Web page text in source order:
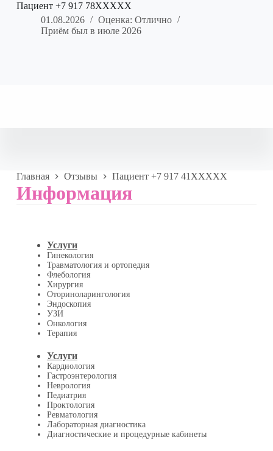
Пациент +7 917 78XXXXX
01.08.2026
Оценка: Отлично
Приём был в июле 2026
Главная Отзывы Пациент +7 917 41XXXXX
Информация
Услуги
Гинекология
Травматология и ортопедия
Флебология
Хирургия
Оториноларингология
Эндоскопия
УЗИ
Онкология
Терапия
Услуги
Кардиология
Гастроэнтерология
Неврология
Педиатрия
Проктология
Ревматология
Лабораторная диагностика
Диагностические и процедурные кабинеты